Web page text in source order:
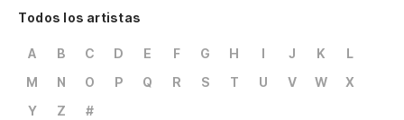
Todos los artistas
A B C D E F G H I J K
L
M
N O P Q R S T U V W
X
Y
Z #